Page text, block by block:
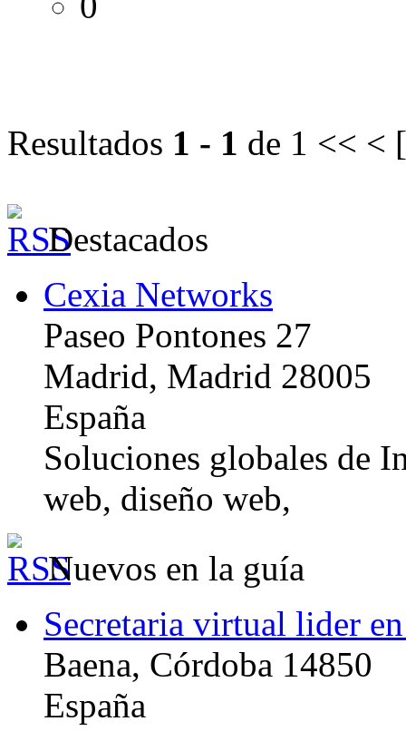
Resultados 1 - 1 de 1 << < [
Destacados
Cexia Networks
Paseo Pontones 27
Madrid, Madrid 28005
España
Soluciones globales de
web, diseño web,
Nuevos en la guía
Secretaria virtual lider
Baena, Córdoba 14850
España